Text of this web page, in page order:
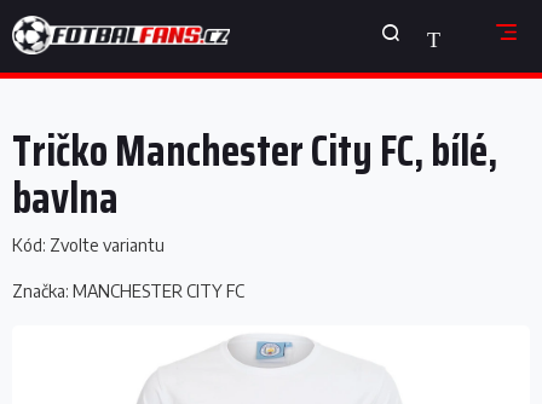
na
obsah
NÁKUPNÍ
KOŠÍK
Tričko Manchester City FC, bílé,
bavlna
Kód: Zvolte variantu
Značka: MANCHESTER CITY FC